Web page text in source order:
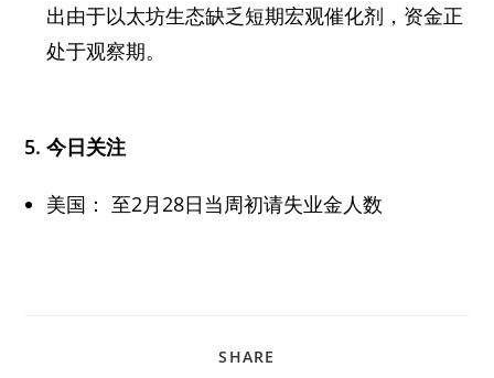
出由于以太坊生态缺乏短期宏观催化剂，资金正
处于观察期。
5. 今日关注
美国： 至2月28日当周初请失业金人数
SHARE